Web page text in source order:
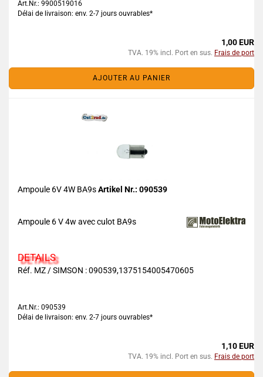
Art.Nr.: 9900519016
Délai de livraison: env. 2-7 jours ouvrables*
1,00 EUR
TVA. 19% incl. Port en sus. Frais de port
AJOUTER AU PANIER
Ampoule 6V 4W BA9sArtikel Nr.: 090539
Ampoule 6 V 4w avec culot BA9s
DETAILS
Réf. MZ / SIMSON : 090539,1375154005470605
Art.Nr.: 090539
Délai de livraison: env. 2-7 jours ouvrables*
1,10 EUR
TVA. 19% incl. Port en sus. Frais de port